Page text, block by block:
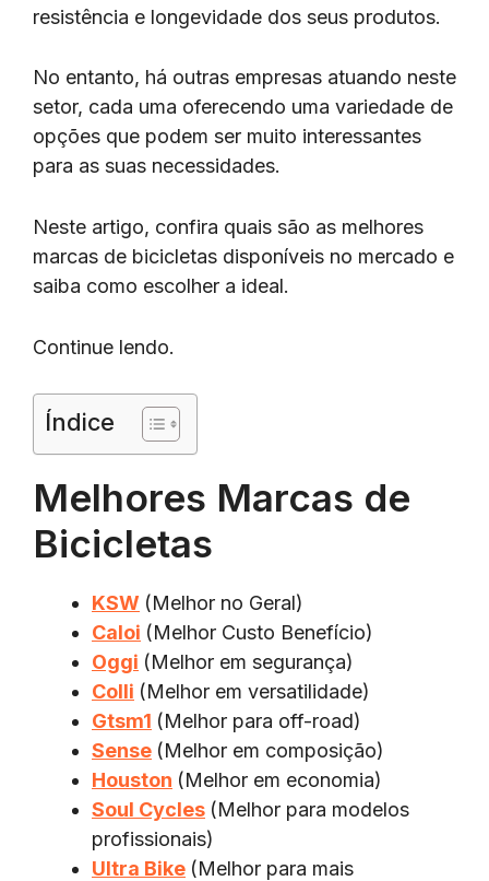
resistência e longevidade dos seus produtos.
No entanto, há outras empresas atuando neste
setor, cada uma oferecendo uma variedade de
opções que podem ser muito interessantes
para as suas necessidades.
Neste artigo, confira quais são as melhores
marcas de bicicletas disponíveis no mercado e
saiba como escolher a ideal.
Continue lendo.
Índice
Melhores Marcas de
Bicicletas
KSW (Melhor no Geral)
Caloi (Melhor Custo Benefício)
Oggi (Melhor em segurança)
Colli (Melhor em versatilidade)
Gtsm1 (Melhor para off-road)
Sense (Melhor em composição)
Houston (Melhor em economia)
Soul Cycles (Melhor para modelos
profissionais)
Ultra Bike (Melhor para mais